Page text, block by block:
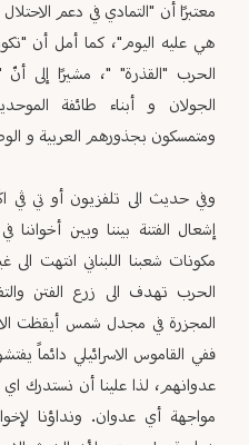
معتبرًا أن "التمادي في دعم
هي عليه اليوم"، كما أمل أن
الحرب "القذرة" "، مشيرًا إلى أنّ
الجولان و أبناء طائفة
ومتمسكون بجذورهم العربية و
وفي حديث الى تلفزيون أو تي
إشعال الفتنة بيننا وبين
مكونات شعبنا اللبناني انتهت
الحرب تهدف الى زرع الفتن
المجزرة في مجدل شمس أيقظت
ففي القاموس الاسرائيلي دائماً
عدوانهم، لذا علينا أن نستدرك
مواجهة أي عدوان. ونداؤنا